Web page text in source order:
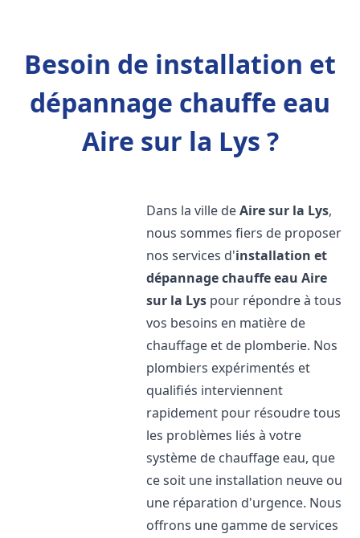
Besoin de installation et
dépannage chauffe eau
Aire sur la Lys ?
Dans la ville deAire sur la Lys,
nous sommes fiers de proposer
nos services d'installation et
dépannage chauffe eau Aire
sur la Lys pour répondre à tous
vos besoins en matière de
chauffage et de plomberie. Nos
plombiers expérimentés et
qualifiés interviennent
rapidement pour résoudre tous
les problèmes liés à votre
système de chauffage eau, que
ce soit une installation neuve ou
une réparation d'urgence. Nous
offrons une gamme de services